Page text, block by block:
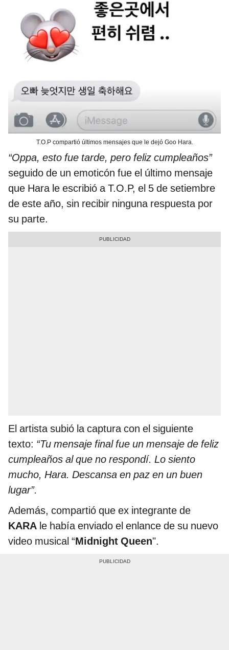
T.O.P compartió últimos mensajes que le dejó Goo Hara.
“Oppa, esto fue tarde, pero feliz cumpleaños”
seguido de un emoticón fue el último mensaje
que Hara le escribió a T.O.P, el 5 de setiembre
de este año, sin recibir ninguna respuesta por
su parte.
El artista subió la captura con el siguiente
texto: “Tu mensaje final fue un mensaje de feliz
cumpleaños al que no respondí. Lo siento
mucho, Hara. Descansa en paz en un buen
lugar”.
Además, compartió que ex integrante de
KARA le había enviado el enlance de su nuevo
video musical “Midnight Queen".